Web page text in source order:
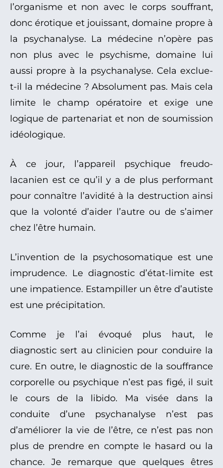
l’organisme et non avec le corps souffrant,
donc érotique et jouissant, domaine propre à
la psychanalyse. La médecine n’opère pas
non plus avec le psychisme, domaine lui
aussi propre à la psychanalyse. Cela exclue-
t-il la médecine ? Absolument pas. Mais cela
limite le champ opératoire et exige une
logique de partenariat et non de soumission
idéologique.
À ce jour, l’appareil psychique freudo-
lacanien est ce qu’il y a de plus performant
pour connaître l’avidité à la destruction ainsi
que la volonté d’aider l’autre ou de s’aimer
chez l’être humain.
L’invention de la psychosomatique est une
imprudence. Le diagnostic d’état-limite est
une impatience. Estampiller un être d’autiste
est une précipitation.
Comme je l’ai évoqué plus haut, le
diagnostic sert au clinicien pour conduire la
cure. En outre, le diagnostic de la souffrance
corporelle ou psychique n’est pas figé, il suit
le cours de la libido. Ma visée dans la
conduite d’une psychanalyse n’est pas
d’améliorer la vie de l’être, ce n’est pas non
plus de prendre en compte le hasard ou la
chance. Je remarque que quelques êtres